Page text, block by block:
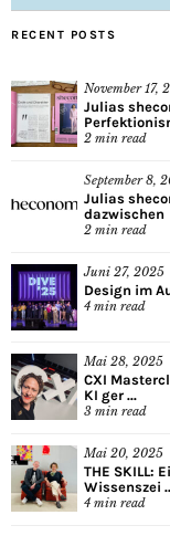
RECENT POSTS
November 17,
Julias
2 min read
September 8,
Julias
dazwischen
2 min read
Juni 27, 2025
Design im
4 min read
Mai 28, 2025
CXI
KI ger ...
3 min read
Mai 20, 2025
THE SKILL:
Wissenszei
4 min read